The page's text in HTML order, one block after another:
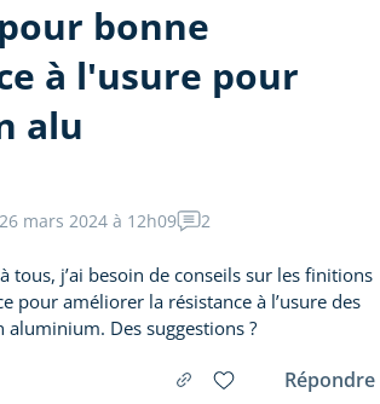
bonne
à l'usure pour
alu
26 mars 2024 à 12h09 2
tous, j’ai besoin de conseils sur les finitions
pour améliorer la résistance à l’usure des
aluminium. Des suggestions ?
Répondre